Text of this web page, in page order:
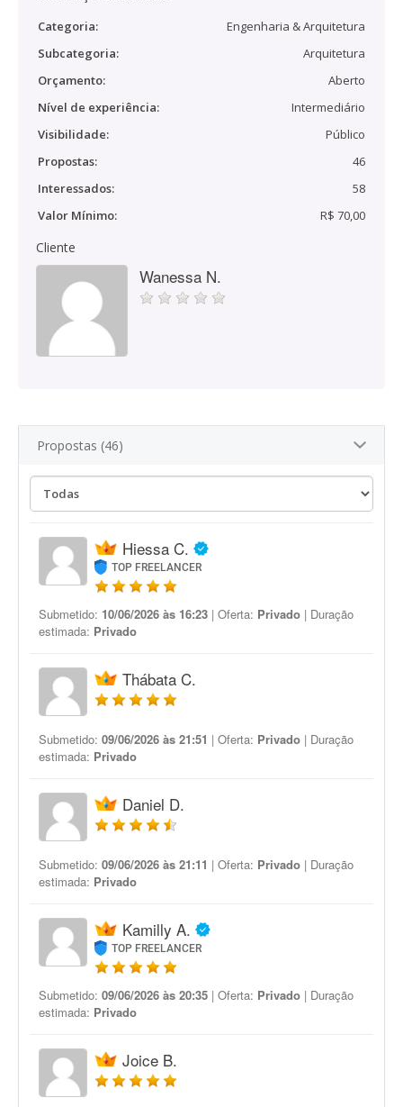
Categoria:
Engenharia & Arquitetura
Subcategoria:
Arquitetura
Orçamento:
Aberto
Nível de experiência:
Intermediário
Visibilidade:
Público
Propostas:
46
Interessados:
58
Valor Mínimo:
R$ 70,00
Cliente
Wanessa N.
Propostas (46)
Hiessa C.
TOP FREELANCER
Submetido: 10/06/2026 às 16:23 | Oferta: Privado | Duração
estimada: Privado
Thábata C.
Submetido: 09/06/2026 às 21:51 | Oferta: Privado | Duração
estimada: Privado
Daniel D.
Submetido: 09/06/2026 às 21:11 | Oferta: Privado | Duração
estimada: Privado
Kamilly A.
TOP FREELANCER
Submetido: 09/06/2026 às 20:35 | Oferta: Privado | Duração
estimada: Privado
Joice B.